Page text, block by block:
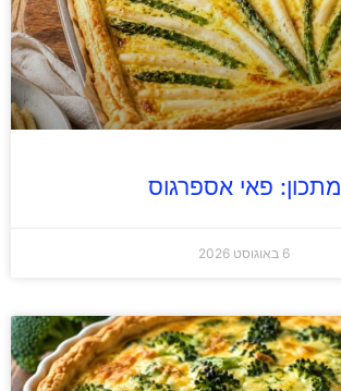
מתכון: פאי אספרגוס
6 באוגוסט 2026